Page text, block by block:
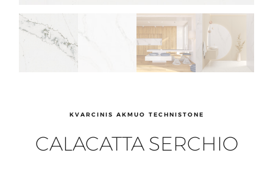
KVARCINIS AKMUO TECHNISTONE
CALACATTA SERCHIO